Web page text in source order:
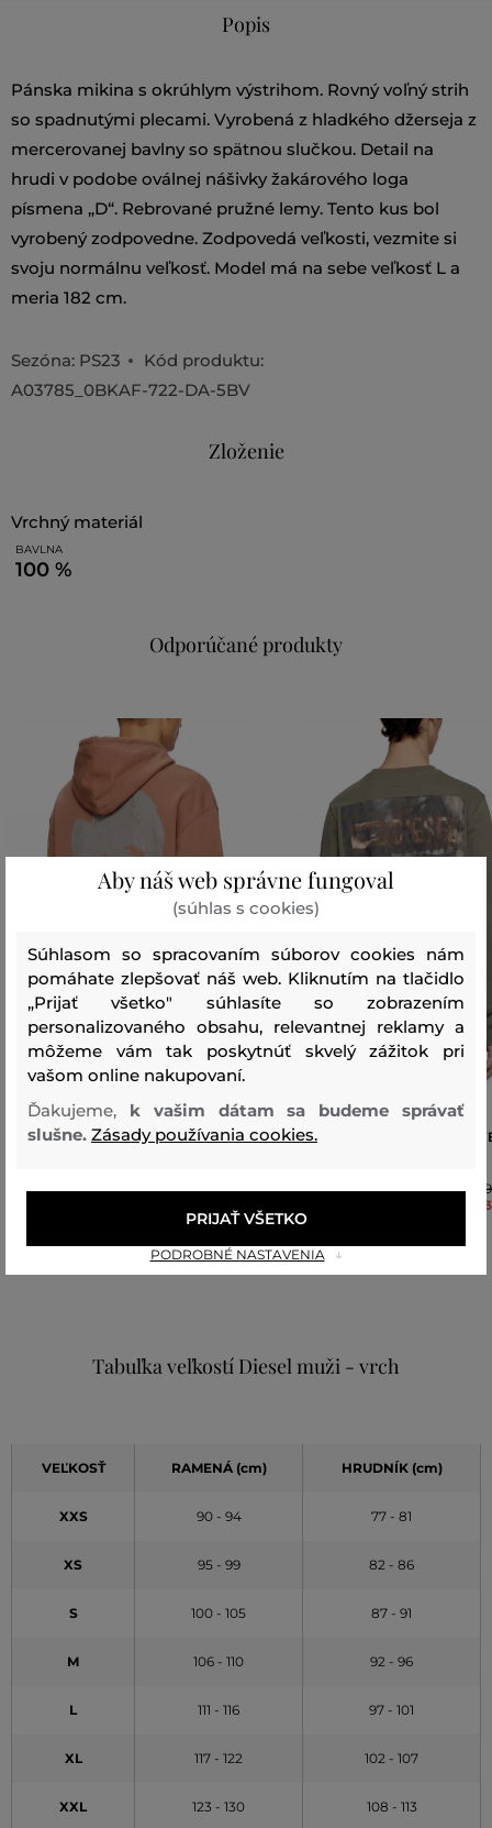
Popis
Pánska mikina s okrúhlym výstrihom. Rovný voľný strih
so spadnutými plecami. Vyrobená z hladkého džerseja z
mercerovanej bavlny so spätnou slučkou. Detail na
hrudi v podobe oválnej nášivky žakárového loga
písmena „D“. Rebrované pružné lemy. Tento kus bol
vyrobený zodpovedne. Zodpovedá veľkosti, vezmite si
svoju normálnu veľkosť. Model má na sebe veľkosť L a
meria 182 cm.
Sezóna: PS23
Kód produktu:
A03785_0BKAF-722-DA-5BV
Zloženie
vrchný materiál
BAVLNA
100 %
Odporúčané produkty
MIKINA DIESEL S-MACS-HOOD-V3
177,90 €
L, XL, XXL
MIKINA DIESEL S-GINN-V1
Dostupné veľkosti:
S, M, L, XL, XXL
Tabuľka veľkostí Diesel muži - vrch
VEĽKOSŤ RAMENÁ (cm) HRUDNÍK (cm)
XXS 90 - 94 77 - 81
XS 95 - 99 82 - 86
S 100 - 105 87 - 91
M 106 - 110 92 - 96
L 111 - 116 97 - 101
XL 117 - 122 102 - 107
XXL 123 - 130 108 - 113
Aby náš web správne fungoval
(súhlas s cookies)
Súhlasom so spracovaním súborov cookies nám
pomáhate zlepšovať náš web. Kliknutím na tlačidlo
„Prijať všetko" súhlasíte so zobrazením
personalizovaného obsahu, relevantnej reklamy a
môžeme vám tak poskytnúť skvelý zážitok pri
vašom online nakupovaní.
Ďakujeme, k vašim dátam sa budeme správať
slušne. Zásady používania cookies.
PODROBNÉ NASTAVENIA
PRIJAŤ VŠETKO